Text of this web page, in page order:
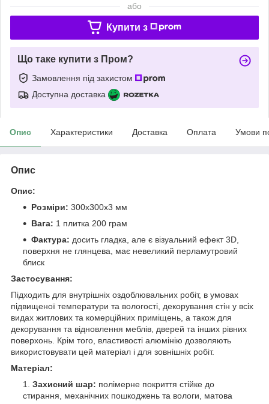
або
Купити з
Що таке купити з Пром?
Замовлення під захистом
Доступна доставка
Опис Характеристики Доставка Оплата Умови
Опис
Опис:
Розміри: 300х300х3 мм
Вага: 1 плитка 200 грам
Фактура: досить гладка, але є візуальний ефект 3D,
поверхня не глянцева, має невеликий перламутровий
блиск
Застосування:
Підходить для внутрішніх оздоблювальних робіт, в умовах
підвищеної температури та вологості, декорування стін у всіх
видах житлових та комерційних приміщень, а також для
декорування та відновлення меблів, дверей та інших рівних
поверхонь. Крім того, властивості алюмінію дозволяють
використовувати цей матеріал і для зовнішніх робіт.
Матеріал:
Захисний шар: полімерне покриття стійке до
стирання, механічних пошкоджень та вологи, матова